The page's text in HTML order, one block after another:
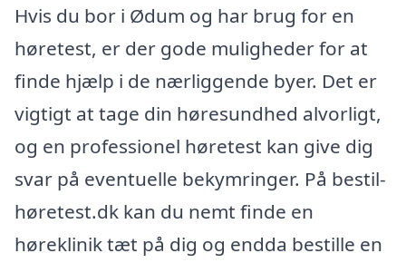
Hvis du bor i Ødum og har brug for en
høretest, er der gode muligheder for at
finde hjælp i de nærliggende byer. Det er
vigtigt at tage din høresundhed alvorligt,
og en professionel høretest kan give dig
svar på eventuelle bekymringer. På bestil-
høretest.dk kan du nemt finde en
høreklinik tæt på dig og endda bestille en